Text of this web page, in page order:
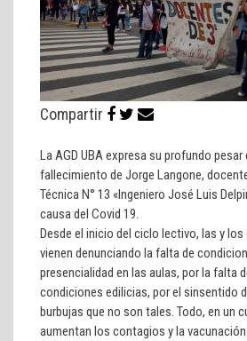
Compartir
La AGD UBA expresa su profundo
fallecimiento de Jorge Langone,
Técnica N° 13 «Ingeniero José Luis
causa del Covid 19.
Desde el inicio del ciclo lectivo, las y
vienen denunciando la falta de
presencialidad en las aulas, por la falta
condiciones edilicias, por el sinsentido
burbujas que no son tales. Todo, en un
aumentan los contagios y la